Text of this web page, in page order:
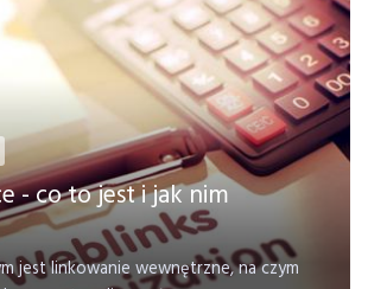
- co to jest i jak nim
jest linkowanie wewnętrzne, na czym